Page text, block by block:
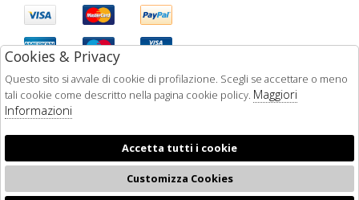
Cookies & Privacy
Questo sito si avvale di cookie di profilazione. Scegli se accettare o meno
tali cookie come descritto nella pagina cookie policy. Maggiori
Informazioni
Accetta tutti i cookie
Customizza Cookies